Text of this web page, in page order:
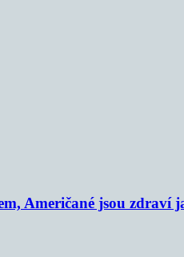
Američané jsou zdraví